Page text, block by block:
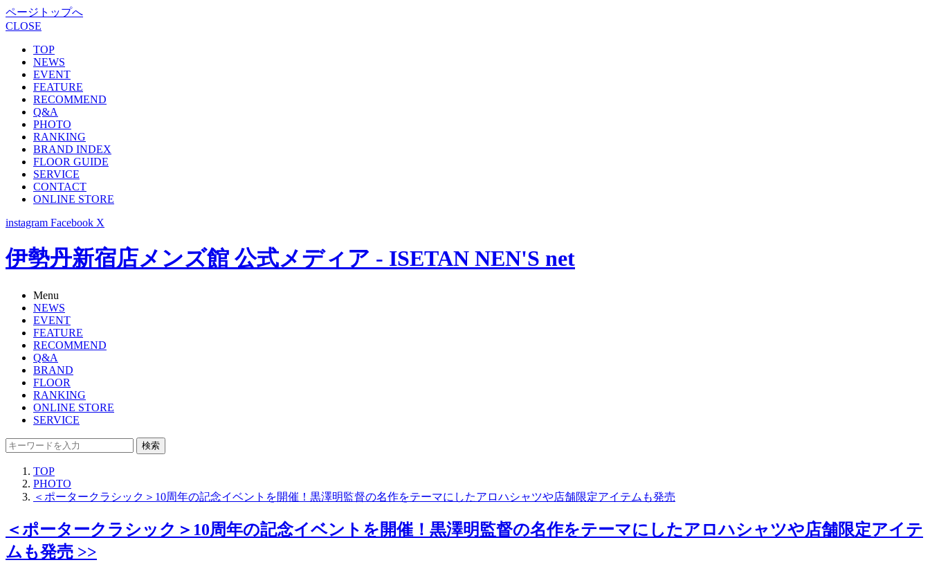
ページトップへ
CLOSE
TOP
NEWS
EVENT
FEATURE
RECOMMEND
Q&A
PHOTO
RANKING
BRAND INDEX
FLOOR GUIDE
SERVICE
CONTACT
ONLINE STORE
instagram Facebook X
伊勢丹新宿店メンズ館 公式メディア - ISETAN NEN'S net
Menu
NEWS
EVENT
FEATURE
RECOMMEND
Q&A
BRAND
FLOOR
RANKING
ONLINE STORE
SERVICE
検索
TOP
PHOTO
＜ポータークラシック＞10周年の記念イベントを開催！黒澤明監督の名作をテーマにしたアロハシャツや店舗限定アイテムも発売
＜ポータークラシック＞10周年の記念イベントを開催！黒澤明監督の名作をテーマにしたアロハシャツや店舗限定アイテ
ムも発売 >>